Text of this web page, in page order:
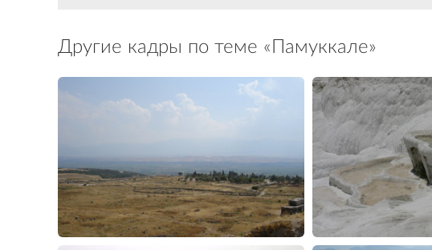
Другие кадры по теме «Памуккале»